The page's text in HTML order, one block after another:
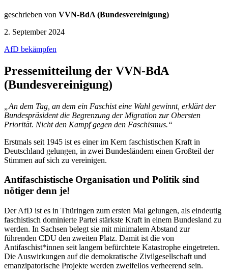
geschrieben von VVN-BdA (Bundesvereinigung)
2. September 2024
AfD bekämpfen
Pressemitteilung der VVN-BdA
(Bundesvereinigung)
„An dem Tag, an dem ein Faschist eine Wahl gewinnt, erklärt der
Bundespräsident die Begrenzung der Migration zur Obersten
Priorität. Nicht den Kampf gegen den Faschismus.“
Erstmals seit 1945 ist es einer im Kern faschistischen Kraft in
Deutschland gelungen, in zwei Bundesländern einen Großteil der
Stimmen auf sich zu vereinigen.
Antifaschistische Organisation und Politik sind
nötiger denn je!
Der AfD ist es in Thüringen zum ersten Mal gelungen, als eindeutig
faschistisch dominierte Partei stärkste Kraft in einem Bundesland zu
werden. In Sachsen belegt sie mit minimalem Abstand zur
führenden CDU den zweiten Platz. Damit ist die von
Antifaschist*innen seit langem befürchtete Katastrophe eingetreten.
Die Auswirkungen auf die demokratische Zivilgesellschaft und
emanzipatorische Projekte werden zweifellos verheerend sein.